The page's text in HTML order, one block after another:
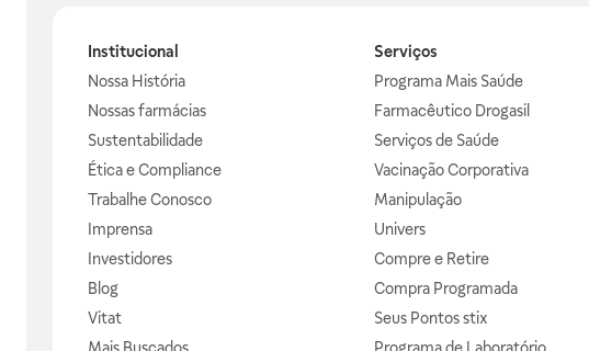
Institucional
Nossa História
Nossas farmácias
Sustentabilidade
Ética e Compliance
Trabalhe Conosco
Imprensa
Investidores
Blog
Vitat
Serviços
Programa Mais Saúde
Farmacêutico Drogasil
Serviços de Saúde
Vacinação Corporativa
Manipulação
Univers
Compre e Retire
Compra Programada
Seus Pontos stix